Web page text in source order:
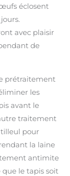
éclosent
avec plaisir
de
prétraitement
les
avant le
traitement
pour
la laine
antimite
que le tapis soit